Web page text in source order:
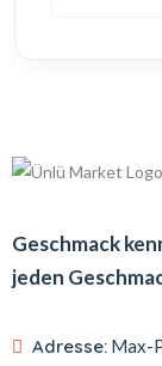
Geschmack
jeden
Adresse: Max-